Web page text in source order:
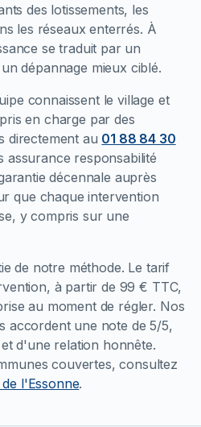
des lotissements, les
les réseaux enterrés. À
se traduit par un
dépannage mieux ciblé.
connaissent le village et
en charge par des
directement au 01 88 84 30
assurance responsabilité
décennale auprès
que chaque intervention
y compris sur une
de notre méthode. Le tarif
à partir de 99 € TTC,
au moment de régler. Nos
accordent une note de 5/5,
d'une relation honnête.
couvertes, consultez
l'Essonne.